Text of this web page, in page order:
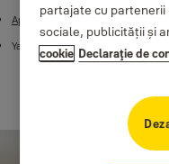
Aplicația Yale Access
Yale Access devine Yale Home
partajate cu
sociale, publicității și
cookie Declaraţie de